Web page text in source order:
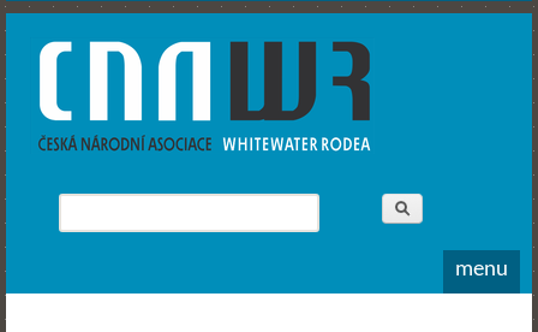
CNAWR -
National
Asociation
Whitewater
Rodeo
Search form
menu